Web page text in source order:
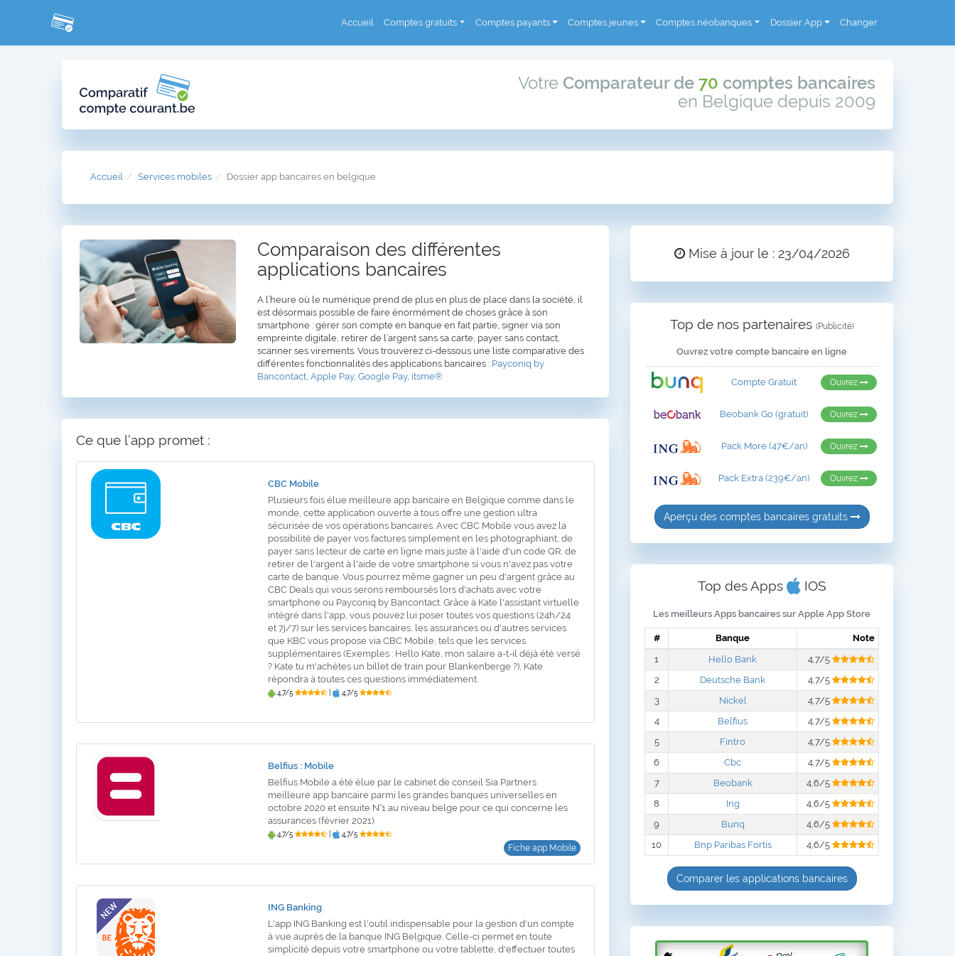
Accueil Comptes gratuits Comptes payants Comptes jeunes Comptes néobanques Dossier App Changer
Votre Comparateur de 70 comptes bancaires
en Belgique depuis 2009
Accueil Services mobiles Dossier app bancaires en belgique
Comparaison des différentes
applications bancaires
A l’heure où le numérique prend de plus en plus de place dans la société, il
est désormais possible de faire énormément de choses grâce à son
smartphone : gérer son compte en banque en fait partie, signer via son
empreinte digitale, retirer de l’argent sans sa carte, payer sans contact,
scanner ses virements. Vous trouverez ci-dessous une liste comparative des
différentes fonctionnalités des applications bancaires : Payconiq by
Bancontact Apple Pay, Google Pay, itsme®
Ce que l’app promet :
CBC Mobile
Plusieurs fois élue meilleure app bancaire en Belgique comme dans le
monde, cette application ouverte à tous offre une gestion ultra
sécurisée de vos opérations bancaires. Avec CBC Mobile vous avez la
possibilité de payer vos factures simplement en les photographiant, de
payer sans lecteur de carte en ligne mais juste à l'aide d'un code QR, de
retirer de l'argent à l'aide de votre smartphone si vous n'avez pas votre
carte de banque. Vous pourrez même gagner un peu d'argent grâce au
CBC Deals qui vous serons remboursés lors d'achats avec votre
smartphone ou Payconiq by Bancontact. Grâce à Kate l'assistant virtuelle
intégré dans l'app, vous pouvez lui poser toutes vos questions (24h/24
et 7j/7) sur les services bancaires, les assurances ou d'autres services
que KBC vous propose via CBC Mobile, tels que les services
supplémentaires (Exemples : Hello Kate, mon salaire a-t-il déjà été versé
? Kate tu m'achètes un billet de train pour Blankenberge ?), Kate
répondra à toutes ces questions immédiatement.
4,7/5 | 4,7/5
Belfius : Mobile
Belfius Mobile a été élue par le cabinet de conseil Sia Partners
meilleure app bancaire parmi les grandes banques universelles en
octobre 2020 et ensuite N°1 au niveau belge pour ce qui concerne les
assurances (février 2021).
4,7/5 | 4,7/5
Fiche app Mobile
ING Banking
L'app ING Banking est l'outil indispensable pour la gestion d'un compte
à vue auprès de la banque ING Belgique. Celle-ci permet en toute
simplicité depuis votre smartphone ou votre tablette, d'effectuer toutes
Mise à jour le : 23/04/2026
Top de nos partenaires (Publicité)
Ouvrez votre compte bancaire en ligne
Compte Gratuit Ouvrez
Beobank Go (gratuit) Ouvrez
Pack More (47€/an) Ouvrez
Pack Extra (239€/an) Ouvrez
Aperçu des comptes bancaires gratuits
Top des Apps IOS
Les meilleurs Apps bancaires sur Apple App Store
# Banque
Note
1
Hello Bank
4,7/5
2
Deutsche Bank
4,7/5
3
Nickel
4,7/5
4
Belfius
4,7/5
5
Fintro
4,7/5
6
Cbc
4,7/5
7
Beobank
4,6/5
8
Ing
4,6/5
9
Bunq
4,6/5
10
Bnp Paribas Fortis 4,6/5
Comparer les applications bancaires